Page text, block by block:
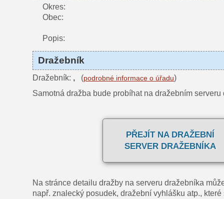
Okres:
Obec:
Popis:
Dražebník
Dražebník: , (podrobné informace o úřadu)
Samotná dražba bude probíhat na dražebním
PŘEJÍT NA DRAŽEBNÍ
SERVER DRAŽEBNÍKA
Na stránce detailu dražby na serveru dražebníka
např. znalecký posudek, dražební vyhlášku atp.,